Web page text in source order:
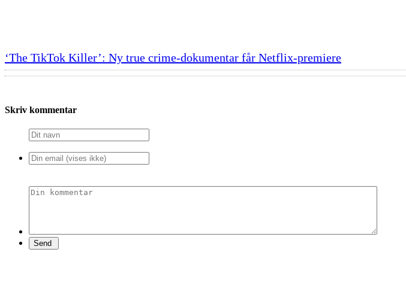
‘The TikTok Killer’: Ny true crime-dokumentar får Netflix-premiere
Skriv kommentar